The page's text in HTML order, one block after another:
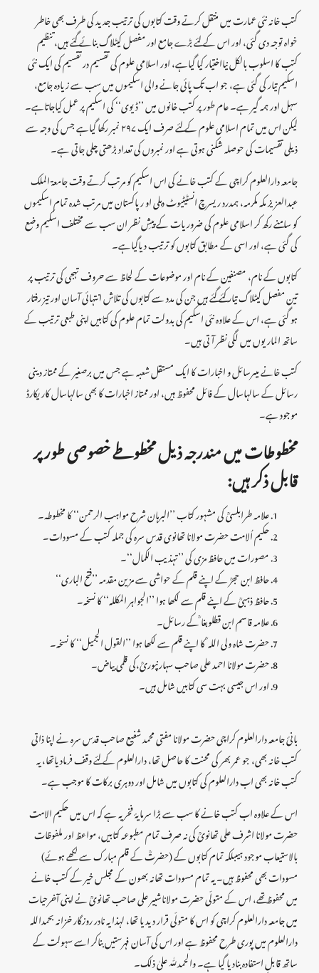
کتب خانہ نئی عمارت میں منتقل کرتے وقت کتابوں کی ترتیب جدید کی طرف بھی خاطر
خواہ توجہ دی گئی، اور اس کے لئے بڑے جامع اور مفصل کیٹلاگ بنائے گئے ہیں، تنظیم
کتب کا اسلوب بالکل نیااختیار کیا گیاہے، اور اسلامی علوم کی تقسیم در تقسیم کی ایک نئی
اسکیم تیار کی گئی ہے، جو اب تک پائی جانے والی اسکیموں میں سب سے زیادہ جامع،
سہل اور ہمہ گیر ہے۔ عام طور پر کتب خانوں میں ’’ڈیوی‘‘ کی اسکیم پر عمل کیاجاتاہے۔
لیکن اس میں تمام اسلامی علوم کے لئے صرف ایک ۲۹۷ نمبر رکھا گیاہے جس کی وجہ سے
ذیلی تقسیمات کی حوصلہ شکنی ہوتی ہے اور نمبروں کی تعداد بڑھتی چلی جاتی ہے۔
جامعہ دارالعلوم کراچی کے کتب خانے کی اس اسکیم کو مرتب کرتے وقت جامعۃ الملک
عبدالعزیز مکہ مکرمہ، ہمدرد ریسرچ انسٹیٹیوٹ دہلی او رپاکستان میں مرتب شدہ تمام اسکیموں
کو سامنے رکھ کر اسلامی علوم کی ضروریات کے پیشِ نظر ان سب سے مختلف اسکیم وضع
کی گئی ہے، اور اسی کے مطابق کتابوں کو ترتیب دیاگیاہے۔
کتابوں کے نام، مصنفین کے نام اور موضوعات کے لحاظ سے حروف تہجی کی ترتیب پر
تین مفصل کیٹلاگ تیار کئے گئے ہیں جن کی مدد سے کتابوں کی تلاش انتہائی آسان اور تیز رفتار
ہو گئی ہے، اس کے علاوہ نئی اسکیم کی بدولت تمام علوم کی کتابیں اپنی طبعی ترتیب کے
ساتھ الماریوں میں لگی نظر آتی ہیں۔
کتب خانے میںرسائل و اخبارات کا ایک مستقل شعبہ ہے جس میں برصغیر کے ممتاز دینی
رسائل کے سالہاسال کے فائل محفوظ ہیں، اور ممتاز اخبارات کا بھی سالہاسال کاریکارڈ
موجود ہے۔
مخطوطات میں مندرجہ ذیل مخطوطے خصوصی طور پر
قابل ذکر ہیں:
علامہ طرابلسیؒ کی مشہور کتاب ’’البرہان شرح مواہب الرحمن‘‘ کا مخطوطہ۔
حکیم اُلامت حضرت مولانا تھانوی قدس سرہ کی جملہ کتب کے مسودات۔
مصورات میں حافظ مزی کی ’’تہذیب الکمال‘‘۔
حافظ ابن حجرؒ کے اپنے قلم کے حواشی سے مزین مقدمہ ’’فتح الباری‘‘
حافظ ذہبیؒ کے اپنے قلم سے لکھا ہوا ’’الجواہر المکللہ‘‘ کا نسخہ۔
علامہ قاسم ابن قطلوبغا ؒکے رسائل۔
حضرت شاہ ولی اللہ ؒ کا اپنے قلم سے لکھا ہوا ’’القول الجمیل‘‘ کا نسخہ۔
حضرت مولانا احمد علی صاحب سہارنپوریؒ،کی قلمی بیاض۔
اور اس جیسی بہت سی کتابیں شامل ہیں۔
بانیٔ جامعہ دارالعلوم کراچی حضرت مولانا مفتی محمد شفیع صاحب قدس سرہ نے اپنا ذاتی
کتب خانہ بھی، جو عمر بھر کی محنت کا حاصل تھا، دارالعلوم کے لئے وقف فرمادیاتھا، یہ
کتب خانہ بھی اب دارالعلوم کی کتابوں میں شامل اور دوہری برکات کا موجب ہے۔
اس کے علاوہ اب کتب خانے کا سب سے بڑا سرمایۂ فخریہ ہے کہ اس میں حکیم الامت
حضرت مولانا اشرف علی تھانویؒ کی نہ صرف تمام مطبوعہ کتابیں، مواعظ اور ملفوظات
بالاستیعاب موجود ہیںبلکہ تمام کتابوں کے (حضرتؒ کے قلم مبارک سے لکھے ہوئے)
مسودات بھی محفوظ ہیں۔ یہ تمام مسودات تھانہ بھون کے مجلس خیر کے کتب خانے
میں محفوظ تھے، اس کے متولّی حضرت مولاناشبیر علی صاحب تھانویؒ نے اپنی آخرحیات
میں جامعہ دارالعلوم کراچی کو اس کا متولّی قرار دیدیا تھا، لہذا یہ نادر روزگار خزانہ بحمداللہ
دارالعلوم میں پوری طرح محفوظ ہے اور اس کی آسان فہرستیں بناکر اسے سہولت کے
ساتھ قابلِ استفادہ بنادیا گیا ہے۔ والحمد للّٰہ علیٰ ذلک۔